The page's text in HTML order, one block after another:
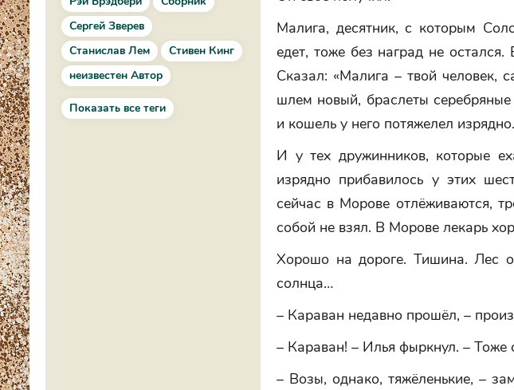
Сергей Зверев
Станислав Лем
Стивен Кинг
неизвестен Автор
Показать все теги
Малига, десятник, с которым
едет, тоже без наград не
Сказал: «Малига – твой человек,
шлем новый, браслеты
и кошель у него потяжелел изрядно.
И у тех дружинников, которые
изрядно прибавилось у этих
сейчас в Морове отлёживаются,
собой не взял. В Морове лекарь
Хорошо на дороге. Тишина. Лес
солнца…
– Караван недавно прошёл, –
– Караван! – Илья фыркнул. –
– Возы, однако, тяжёленькие, –